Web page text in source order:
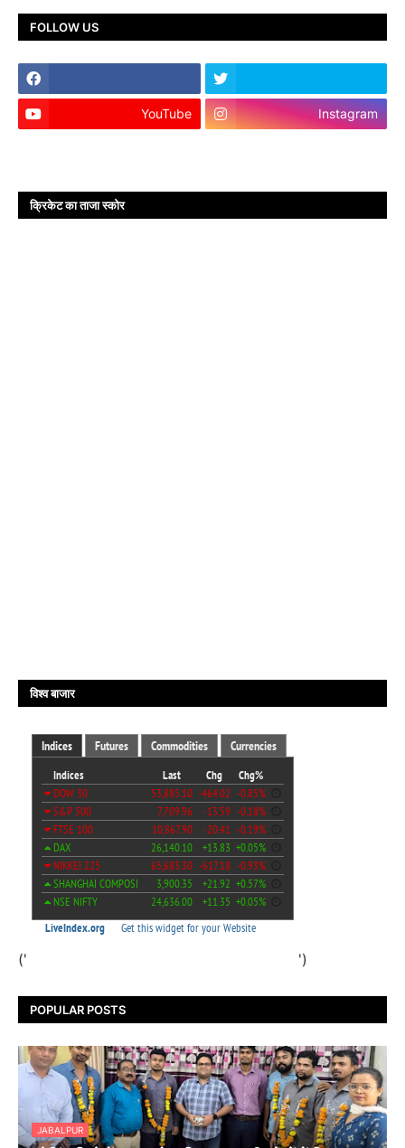
FOLLOW US
YouTube Instagram
क्रिकेट का ताजा स्कोर
विश्व बाजार
(' ')
POPULAR POSTS
JABALPUR